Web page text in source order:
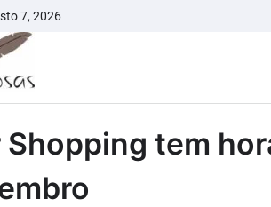
7, 2026
Shopping tem